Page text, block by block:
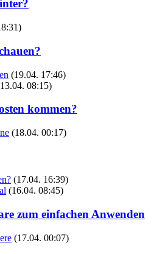
(19.04. 17:46)
08:15)
kommen?
(18.04. 00:17)
(17.04. 16:39)
(16.04. 08:45)
zum einfachen Anwenden
(17.04. 00:07)